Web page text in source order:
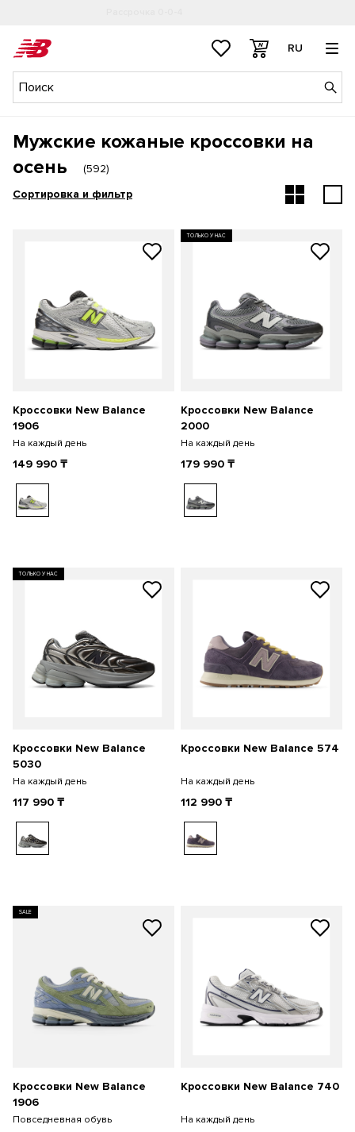
RU
Мужские кожаные кроссовки на
осень
(592)
Сортировка и фильтр
Кроссовки New Balance
1906
На каждый день
149 990 ₸
ТОЛЬКО У НАС
Кроссовки New Balance
2000
На каждый день
179 990 ₸
ТОЛЬКО У НАС
Кроссовки New Balance
5030
На каждый день
117 990 ₸
Кроссовки New Balance 574
На каждый день
112 990 ₸
SALE
Кроссовки New Balance
1906
Повседневная обувь
Кроссовки New Balance 740
На каждый день